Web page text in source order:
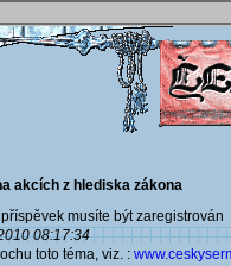
akcích z hlediska zákona
musíte být
08:17:34
toto téma, viz. :